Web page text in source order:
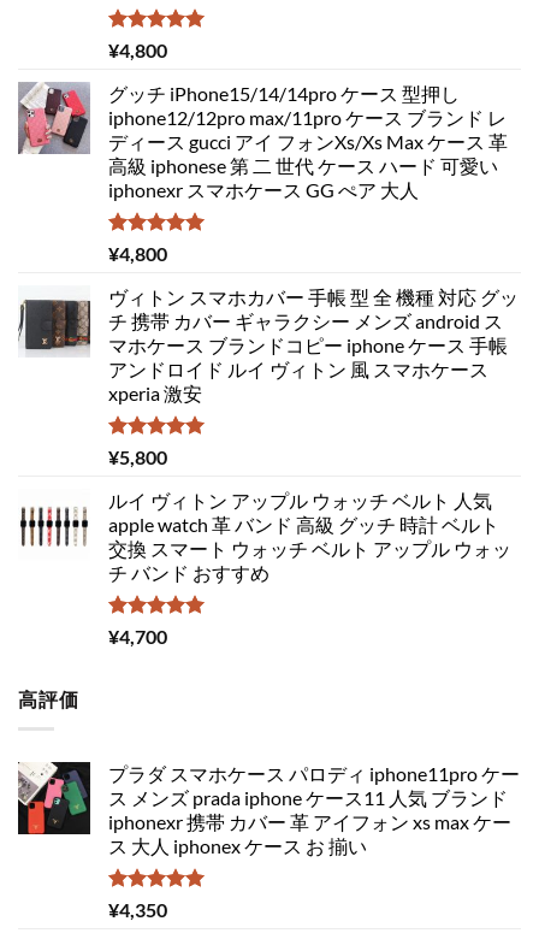
5段階中
5.00
¥4,800
グッチ iPhone15/14/14pro ケース 型押し
iphone12/12pro max/11pro ケース ブランド レ
ディース gucci アイ フォンXs/Xs Max ケース 革
高級 iphonese 第 二 世代 ケース ハード 可愛い
iphonexr スマホケース GG ぺア 大人
5段階中
5.00
¥4,800
ヴィトン スマホカバー 手帳 型 全 機種 対応 グッ
チ 携帯 カバー ギャラクシー メンズ android ス
マホケース ブランドコピー iphone ケース 手帳
アンドロイド ルイ ヴィトン 風 スマホケース
xperia 激安
5段階中
5.00
¥5,800
ルイ ヴィトン アップル ウォッチ ベルト 人気
apple watch 革 バンド 高級 グッチ 時計 ベルト
交換 スマート ウォッチ ベルト アップル ウォッ
チ バンド おすすめ
5段階中
5.00
¥4,700
高評価
プラダ スマホケース パロディ iphone11pro ケー
ス メンズ prada iphone ケース11 人気 ブランド
iphonexr 携帯 カバー 革 アイフォン xs max ケー
ス 大人 iphonex ケース お 揃い
5段階中
5.00
¥4,350